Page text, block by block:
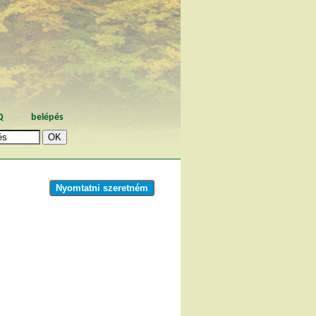
belépés
Nyomtatni szeretném